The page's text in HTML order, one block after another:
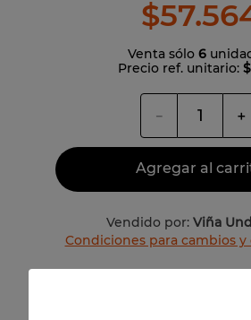
$57.
Venta sólo 6
Precio ref. unitario:
＋
－
Agregar al
Vendido por: Viña
Condiciones para cambios